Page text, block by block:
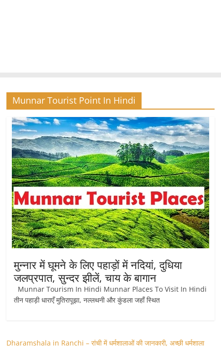
Munnar Tourist Point In Hindi
मुन्नार में घूमने के लिए पहाड़ों में नदियां, दुधिया
जलप्रपात, सुन्दर झीलें, चाय के बागान
Munnar Tourism In Hindi Munnar Places To Visit In Hindi
तीन पहाड़ी धाराएँ मुतिरापूझा, नल्लथनी और कुंडला जहाँ स्थित
Dharamshala in Ranchi – रांची में धर्मशालाओं की जानकारी, अच्छी धर्मशाला